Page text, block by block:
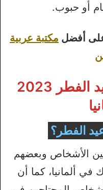
أو حبوب.
على أفضل مكتبة عربية
أسئلة شائعة عن عيد الفطر 2023
الفطر؟
بين الأشخاص وبعضهم
في ألمانيا، كما أن